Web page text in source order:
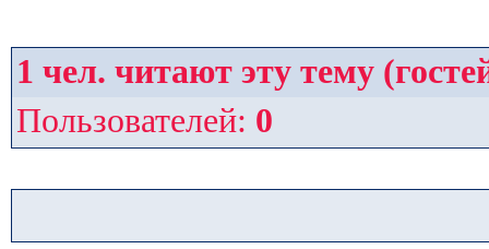
1 чел. читают эту тему
Пользователей: 0